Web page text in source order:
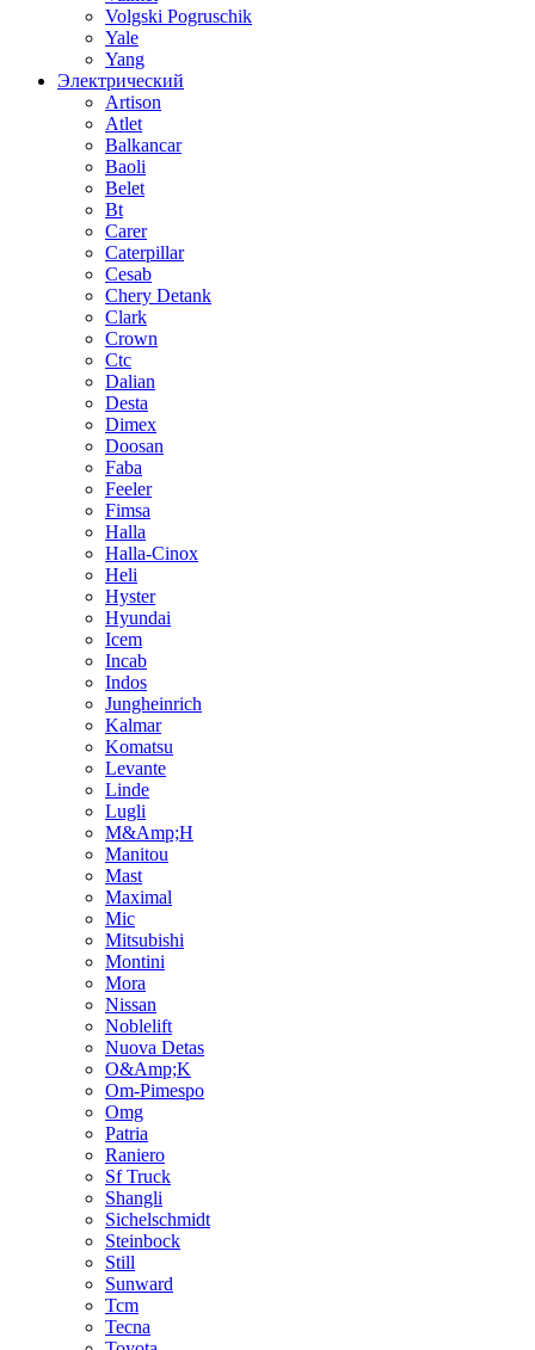
Volgski Pogruschik
Yale
Yang
Электрический
Artison
Atlet
Balkancar
Baoli
Belet
Bt
Carer
Caterpillar
Cesab
Chery Detank
Clark
Crown
Ctc
Dalian
Desta
Dimex
Doosan
Faba
Feeler
Fimsa
Halla
Halla-Cinox
Heli
Hyster
Hyundai
Icem
Incab
Indos
Jungheinrich
Kalmar
Komatsu
Levante
Linde
Lugli
M&Amp;H
Manitou
Mast
Maximal
Mic
Mitsubishi
Montini
Mora
Nissan
Noblelift
Nuova Detas
O&Amp;K
Om-Pimespo
Omg
Patria
Raniero
Sf Truck
Shangli
Sichelschmidt
Steinbock
Still
Sunward
Tcm
Tecna